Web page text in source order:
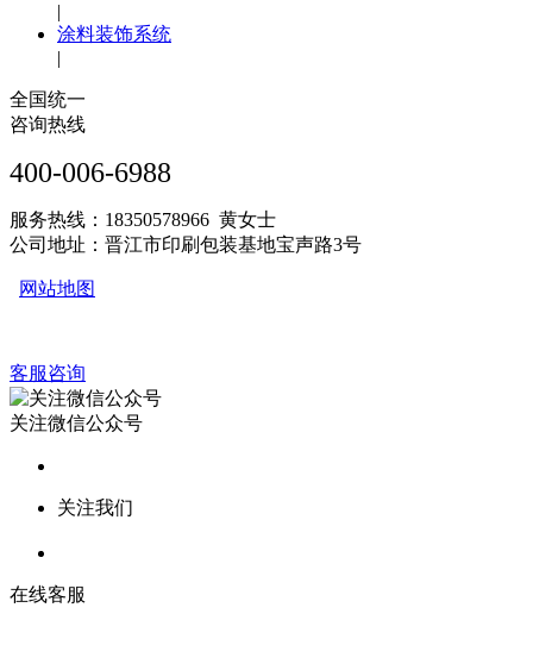
|
涂料装饰系统
|
全国统一
咨询热线
400-006-6988
服务热线：18350578966 黄女士
公司地址：晋江市印刷包装基地宝声路3号
网站地图
客服咨询
关注微信公众号
关注我们
在线客服